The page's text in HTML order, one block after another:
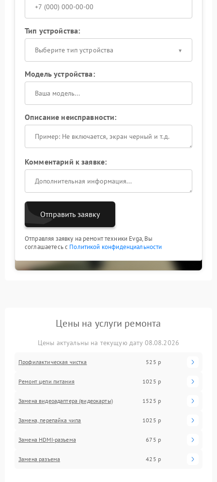
Тип устройства:
Выберите тип устройства
Модель устройства:
Описание неисправности:
Комментарий к заявке:
Отправить заявку
Отправляя заявку на ремонт техники Evga, Вы
соглашаетесь с Политикой конфиденциальности
Цены на услуги ремонта
Цены актуальны на текущую дату 08.08.2026
Профилактическая чистка 525 р
Ремонт цепи питания 1025 р
Замена видеоадаптера (видеокарты) 1525 р
Замена, перепайка чипа 1025 р
Замена HDMI-разъема 675 р
Замена разъема 425 р